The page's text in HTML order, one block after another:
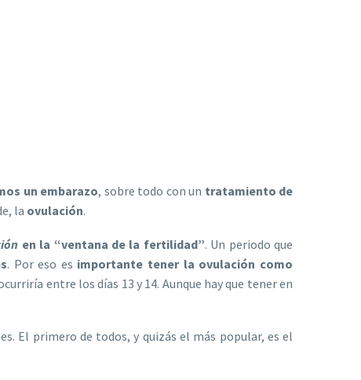
un embarazo, sobre todo con un tratamiento de
la ovulación.
en la “ventana de la fertilidad”. Un periodo que
. Por eso es importante tener la ovulación como
entre los días 13 y 14. Aunque hay que tener en
El primero de todos, y quizás el más popular, es el